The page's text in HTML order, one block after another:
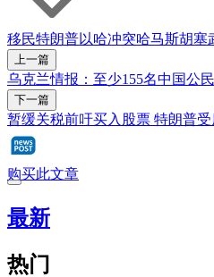
移民特朗普以哈冲突哈马斯胡塞
上一篇
乌克兰情报：至少155名中国公
下一篇
暂缓关税前吁买入股票 特朗普
购买此文章
最新
热门